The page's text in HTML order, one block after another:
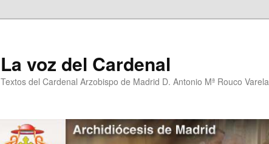
La voz del Cardenal
Textos del Cardenal Arzobispo de Madrid D. Antonio Mª Rouco Varela